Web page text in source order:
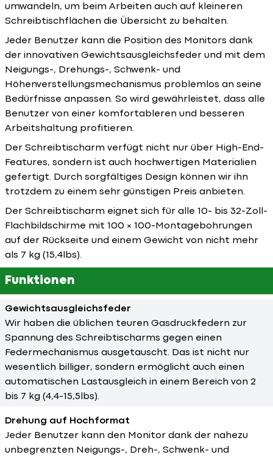
umwandeln, um beim Arbeiten auch auf kleineren
Schreibtischflächen die Übersicht zu behalten.
Jeder Benutzer kann die Position des Monitors dank
der innovativen Gewichtsausgleichsfeder und mit dem
Neigungs-, Drehungs-, Schwenk- und
Höhenverstellungsmechanismus problemlos an seine
Bedürfnisse anpassen. So wird gewährleistet, dass alle
Benutzer von einer komfortableren und besseren
Arbeitshaltung profitieren.
Der Schreibtischarm verfügt nicht nur über High-End-
Features, sondern ist auch hochwertigen Materialien
gefertigt. Durch sorgfältiges Design können wir ihn
trotzdem zu einem sehr günstigen Preis anbieten.
Der Schreibtischarm eignet sich für alle 10- bis 32-Zoll-
Flachbildschirme mit 100 × 100-Montagebohrungen
auf der Rückseite und einem Gewicht von nicht mehr
als 7 kg (15,4lbs).
Funktionen
Gewichtsausgleichsfeder
Wir haben die üblichen teuren Gasdruckfedern zur
Spannung des Schreibtischarms gegen einen
Federmechanismus ausgetauscht. Das ist nicht nur
wesentlich billiger, sondern ermöglicht auch einen
automatischen Lastausgleich in einem Bereich von 2
bis 7 kg (4,4-15,5lbs).
Drehung auf Hochformat
Jeder Benutzer kann den Monitor dank der nahezu
unbegrenzten Neigungs-, Dreh-, Schwenk- und